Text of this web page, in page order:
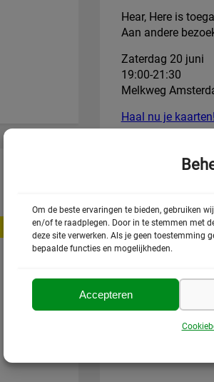
Om de beste ervaringen te bieden, gebruiken
en/of te raadplegen. Door in te stemmen met
deze site verwerken. Als je geen toestemming
bepaalde functies en mogelijkheden.
Accepteren
Hear, Here is
Aan andere
Zaterdag 20 juni
19:00-21:30
Melkweg
Haal nu je kaarten!